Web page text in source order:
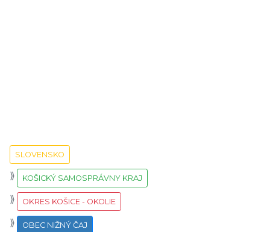
SLOVENSKO
KOŠICKÝ SAMOSPRÁVNY KRAJ
OKRES KOŠICE - OKOLIE
OBEC NIŽNÝ ČAJ